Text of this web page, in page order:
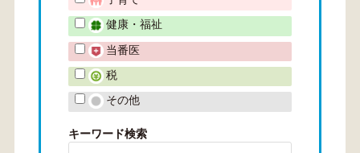
健康・福祉
当番医
税
その他
キーワード検索